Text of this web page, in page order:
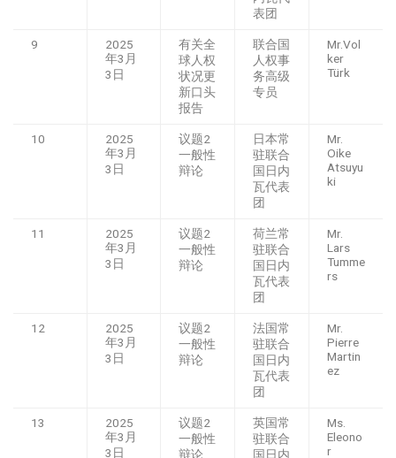
表团
9
2025
年3月
3日
有关全
球人权
状况更
新口头
报告
联合国
人权事
务高级
专员
Mr.Vol
ker
Türk
10
2025
年3月
3日
议题2
一般性
辩论
日本常
驻联合
国日内
瓦代表
团
Mr.
Oike
Atsuyu
ki
11
2025
年3月
3日
议题2
一般性
辩论
荷兰常
驻联合
国日内
瓦代表
团
Mr.
Lars
Tumme
rs
12
2025
年3月
3日
议题2
一般性
辩论
法国常
驻联合
国日内
瓦代表
团
Mr.
Pierre
Martin
ez
13
2025
年3月
3日
议题2
一般性
辩论
英国常
驻联合
国日内
Ms.
Eleono
r